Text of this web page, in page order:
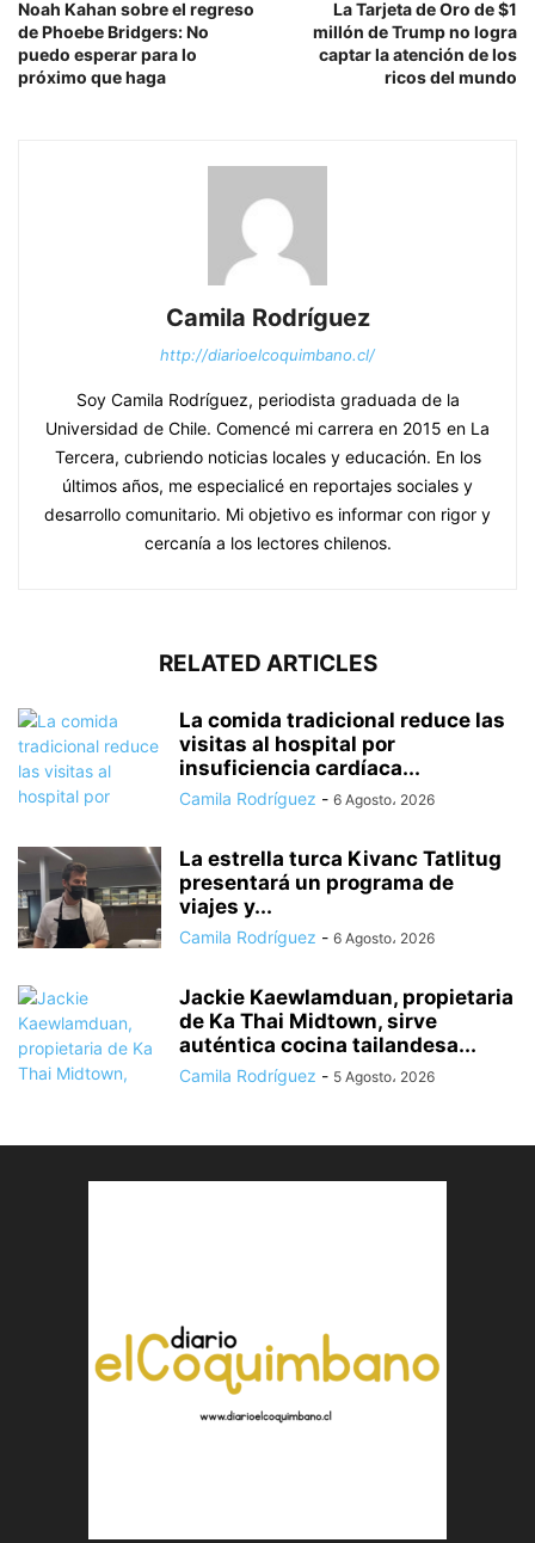
Noah Kahan sobre el regreso
de Phoebe Bridgers: No
puedo esperar para lo
próximo que haga
La Tarjeta de Oro de $1
millón de Trump no logra
captar la atención de los
ricos del mundo
Camila Rodríguez
http://diarioelcoquimbano.cl/
Soy Camila Rodríguez, periodista graduada de la
Universidad de Chile. Comencé mi carrera en 2015 en La
Tercera, cubriendo noticias locales y educación. En los
últimos años, me especialicé en reportajes sociales y
desarrollo comunitario. Mi objetivo es informar con rigor y
cercanía a los lectores chilenos.
RELATED ARTICLES
La comida tradicional reduce las
visitas al hospital por
insuficiencia cardíaca...
Camila Rodríguez - 6 Agosto، 2026
La estrella turca Kivanc Tatlitug
presentará un programa de
viajes y...
Camila Rodríguez - 6 Agosto، 2026
Jackie Kaewlamduan, propietaria
de Ka Thai Midtown, sirve
auténtica cocina tailandesa...
Camila Rodríguez - 5 Agosto، 2026